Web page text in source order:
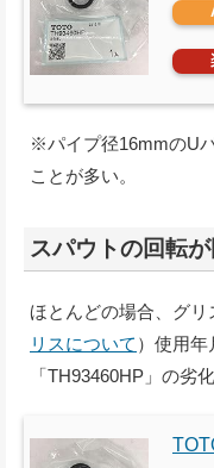
※パイプ径16mmのU
ことが多い。
スパウトの回転
ほとんどの場合、グ
リスについて ）使用
「TH93460HP」の劣